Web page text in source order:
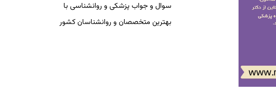
سوال و جواب پزشکی و روانشناسی با
بهترین متخصصان و روانشناسان کشور